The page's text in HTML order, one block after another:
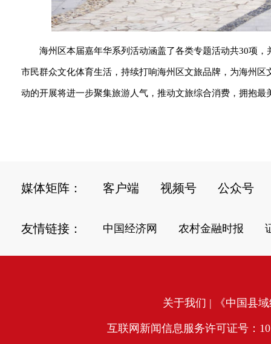
海州区本届嘉年华系列活动涵盖了各类专题活动共30项
市民群众文化体育生活，持续打响海州区文旅品牌，为海州
动的开展将进一步聚集旅游人气，推动文旅综合消费，拥抱
媒体矩阵： 客户端 视频号 公众号
友情链接： 中国经济网 农村金融时报
关于我们 | 《中国县
互联网新闻信息服务许可证号：